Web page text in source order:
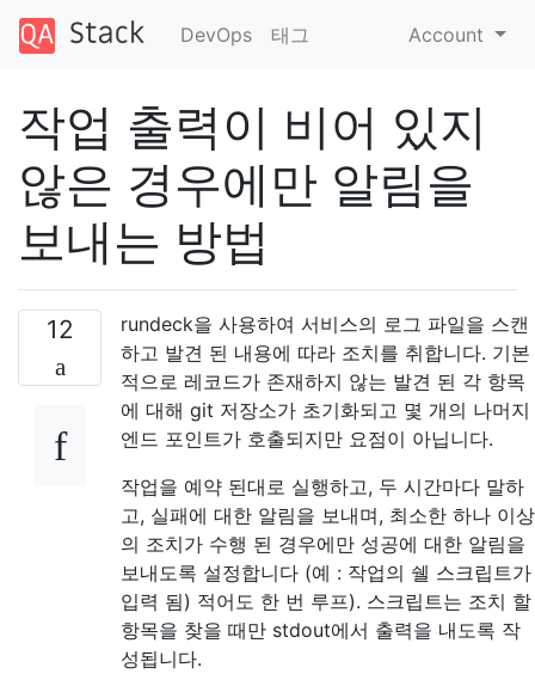
DevOps 태그 Account
작업 출력이 비어 있지
않은 경우에만 알림을
보내는 방법
12
rundeck을 사용하여 서비스의 로그 파일을 스캔
하고 발견 된 내용에 따라 조치를 취합니다. 기본
적으로 레코드가 존재하지 않는 발견 된 각 항목
에 대해 git 저장소가 초기화되고 몇 개의 나머지
엔드 포인트가 호출되지만 요점이 아닙니다.
작업을 예약 된대로 실행하고, 두 시간마다 말하
고, 실패에 대한 알림을 보내며, 최소한 하나 이상
의 조치가 수행 된 경우에만 성공에 대한 알림을
보내도록 설정합니다 (예 : 작업의 쉘 스크립트가
입력 됨) 적어도 한 번 루프). 스크립트는 조치 할
항목을 찾을 때만 stdout에서 출력을 내도록 작
성됩니다.